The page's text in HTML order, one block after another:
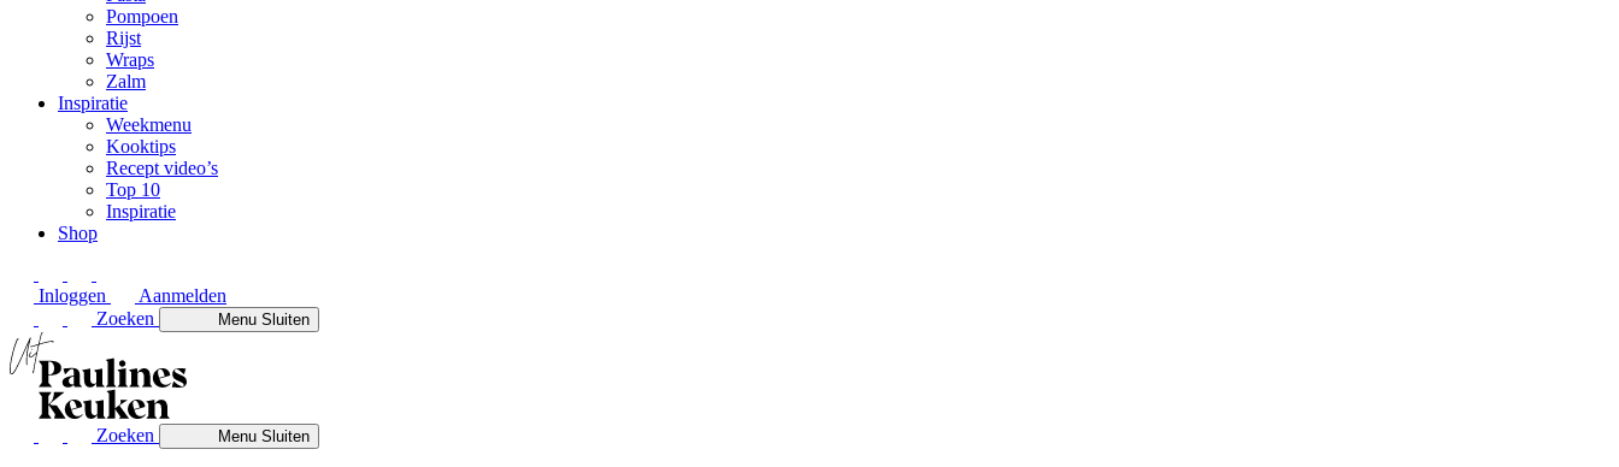
Pompoen
Rijst
Wraps
Zalm
Inspiratie
Weekmenu
Kooktips
Recept video’s
Top 10
Inspiratie
Shop
Inloggen
Aanmelden
Zoeken
MenuSluiten
Zoeken MenuSluiten